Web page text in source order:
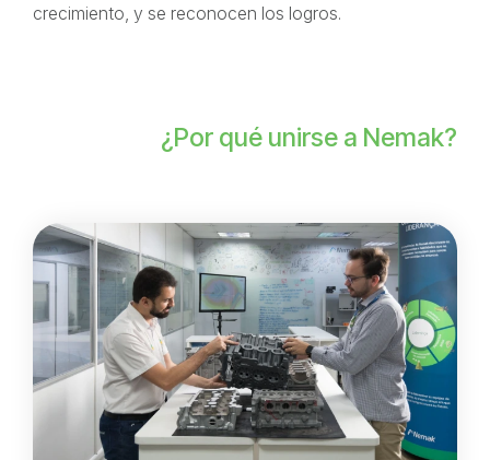
crecimiento, y se reconocen los logros.
¿Por qué unirse a Nemak?